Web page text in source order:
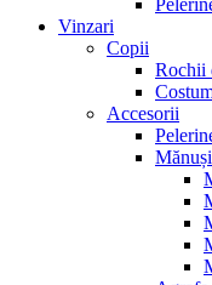
Vinzari
Copii
Rochii
Accesorii